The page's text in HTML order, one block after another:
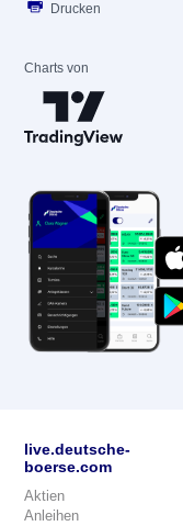
Drucken
Charts von
live.deutsche-
boerse.com
Aktien
Anleihen